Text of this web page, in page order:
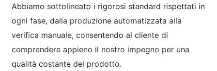
Abbiamo sottolineato i rigorosi standard rispettati in
ogni fase, dalla produzione automatizzata alla
verifica manuale, consentendo al cliente di
comprendere appieno il nostro impegno per una
qualità costante del prodotto.